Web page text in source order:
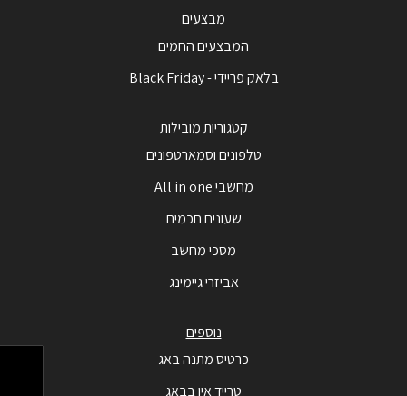
מבצעים
המבצעים החמים
בלאק פריידי - Black Friday
קטגוריות מובילות
טלפונים וסמארטפונים
מחשבי All in one
שעונים חכמים
מסכי מחשב
אביזרי גיימינג
נוספים
כרטיס מתנה באג
טרייד אין בבאג